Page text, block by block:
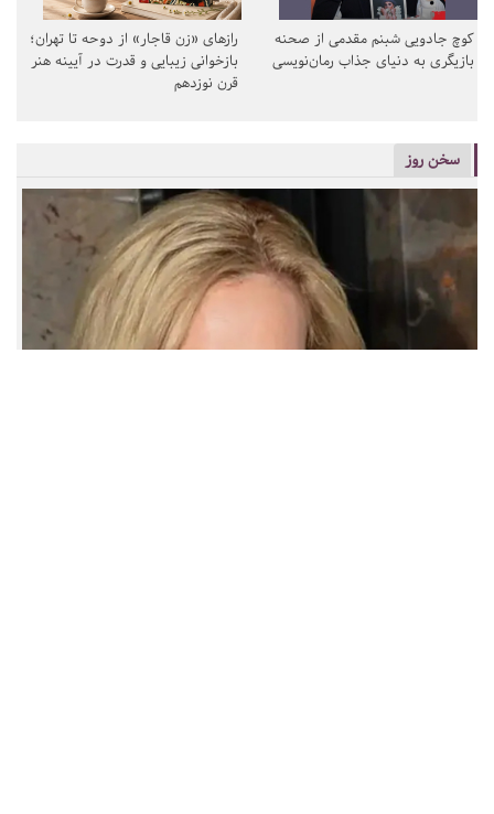
کوچ جادویی شبنم مقدمی از صحنه
بازیگری به دنیای جذاب رمان‌نویسی
رازهای «زن قاجار» از دوحه تا تهران؛
بازخوانی زیبایی و قدرت در آیینه هنر
قرن نوزدهم
سخن روز